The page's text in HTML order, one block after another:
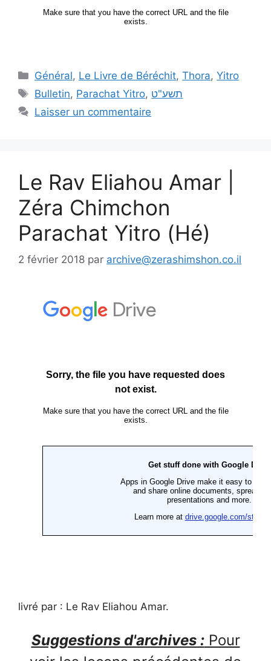
Général, Le Livre de Béréchit,Thora,Yitro
Bulletin, Parachat Yitro, תשע"ט
Laisser un commentaire
Le Rav Eliahou Amar |
Zéra Chimchon
Parachat Yitro (Hé)
2 février 2018 par archive@zerashimshon.co.il
livré par : Le Rav Eliahou Amar.
Suggestions d'archives :Pour